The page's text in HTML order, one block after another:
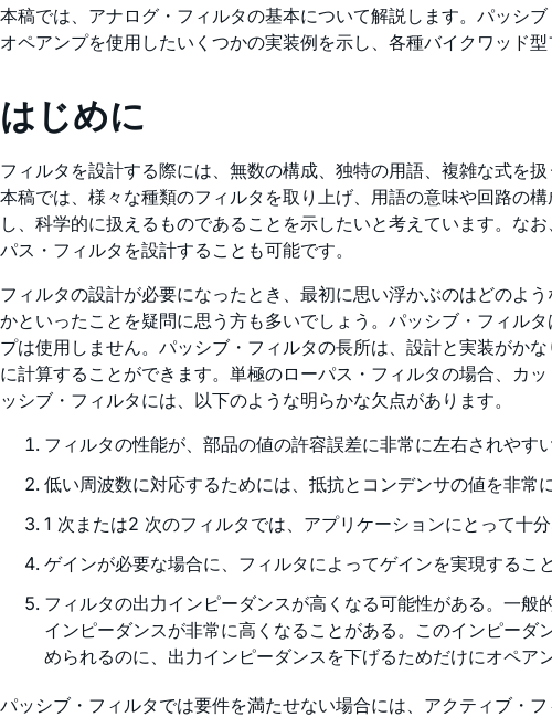
本稿では、アナログ・フィルタの基本について解説します。パッシ
オペアンプを使用したいくつかの実装例を示し、各種バイクワッド
はじめに
フィルタを設計する際には、無数の構成、独特の用語、複雑な式を
本稿では、様々な種類のフィルタを取り上げ、用語の意味や回路の
し、科学的に扱えるものであることを示したいと考えています。な
パス・フィルタを設計することも可能です。
フィルタの設計が必要になったとき、最初に思い浮かぶのはどのよ
かといったことを疑問に思う方も多いでしょう。パッシブ・フィル
プは使用しません。パッシブ・フィルタの長所は、設計と実装がか
に計算することができます。単極のローパス・フィルタの場合、
ッシブ・フィルタには、以下のような明らかな欠点があります。
フィルタの性能が、部品の値の許容誤差に非常に左右されやすい
低い周波数に対応するためには、抵抗とコンデンサの値を非
1 次または2 次のフィルタでは、アプリケーションにとって十
ゲインが必要な場合に、フィルタによってゲインを実現するこ
フィルタの出力インピーダンスが高くなる可能性がある。一
インピーダンスが非常に高くなることがある。このインピー
められるのに、出力インピーダンスを下げるためだけにオペア
パッシブ・フィルタでは要件を満たせない場合には、アクティブ・